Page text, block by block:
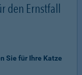
den Ernstfall
Sie für Ihre Katze